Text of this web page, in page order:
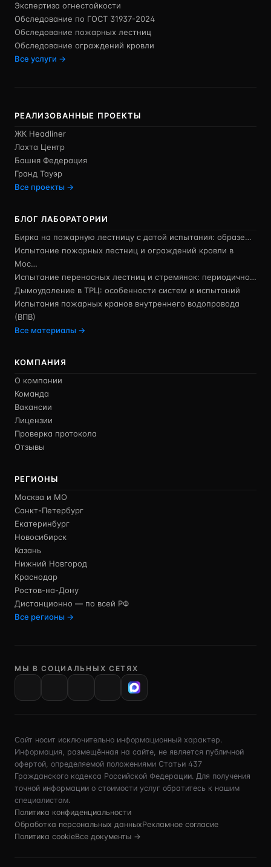
Экспертиза огнестойкости
Обследование по ГОСТ 31937-2024
Обследование пожарных лестниц
Обследование ограждений кровли
Все услуги →
РЕАЛИЗОВАННЫЕ ПРОЕКТЫ
ЖК Headliner
Лахта Центр
Башня Федерация
Гранд Тауэр
Все проекты →
БЛОГ ЛАБОРАТОРИИ
Бирка на пожарную лестницу с датой испытания: образе…
Испытание пожарных лестниц и ограждений кровли в
Мос…
Испытание переносных лестниц и стремянок: периодично…
Дымоудаление в ТРЦ: особенности систем и испытаний
Испытания пожарных кранов внутреннего водопровода
(ВПВ)
Все материалы →
КОМПАНИЯ
О компании
Команда
Вакансии
Лицензии
Проверка протокола
Отзывы
РЕГИОНЫ
Москва и МО
Санкт-Петербург
Екатеринбург
Новосибирск
Казань
Нижний Новгород
Краснодар
Ростов-на-Дону
Дистанционно — по всей РФ
Все регионы →
МЫ В СОЦИАЛЬНЫХ СЕТЯХ
Сайт носит исключительно информационный характер.
Информация, размещённая на сайте, не является публичной
офертой, определяемой положениями Статьи 437
Гражданского кодекса Российской Федерации. Для получения
точной информации о стоимости услуг обратитесь к нашим
специалистам.
Политика конфиденциальности
Обработка персональных данныхРекламное согласие
Политика cookieВсе документы →